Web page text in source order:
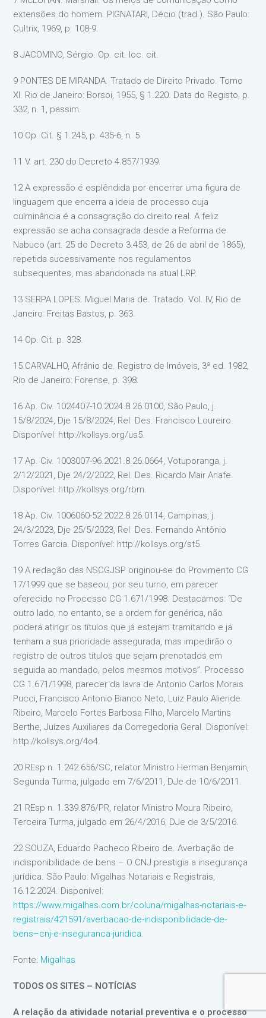
extensões do homem. PIGNATARI, Décio (trad.). São Paulo:
Cultrix, 1969, p. 108-9.
8 JACOMINO, Sérgio. Op. cit. loc. cit.
9 PONTES DE MIRANDA. Tratado de Direito Privado. Tomo
XI. Rio de Janeiro: Borsoi, 1955, § 1.220. Data do Registo, p.
332, n. 1, passim.
10 Op. Cit. § 1.245, p. 435-6, n. 5
11 V. art. 230 do Decreto 4.857/1939.
12 A expressão é esplêndida por encerrar uma figura de
linguagem que encerra a ideia de processo cuja
culminância é a consagração do direito real. A feliz
expressão se acha consagrada desde a Reforma de
Nabuco (art. 25 do Decreto 3.453, de 26 de abril de 1865),
repetida sucessivamente nos regulamentos
subsequentes, mas abandonada na atual LRP.
13 SERPA LOPES. Miguel Maria de. Tratado. Vol. IV, Rio de
Janeiro: Freitas Bastos, p. 363.
14 Op. Cit. p. 328.
15 CARVALHO, Afrânio de. Registro de Imóveis, 3ª ed. 1982,
Rio de Janeiro: Forense, p. 398.
16 Ap. Civ. 1024407-10.2024.8.26.0100, São Paulo, j.
15/8/2024, Dje 15/8/2024, Rel. Des. Francisco Loureiro.
Disponível: http://kollsys.org/us5.
17 Ap. Civ. 1003007-96.2021.8.26.0664, Votuporanga, j.
2/12/2021, Dje 24/2/2022, Rel. Des. Ricardo Mair Anafe.
Disponível: http://kollsys.org/rbm.
18 Ap. Civ. 1006060-52.2022.8.26.0114, Campinas, j.
24/3/2023, Dje 25/5/2023, Rel. Des. Fernando Antônio
Torres Garcia. Disponível: http://kollsys.org/st5.
19 A redação das NSCGJSP originou-se do Provimento CG
17/1999 que se baseou, por seu turno, em parecer
oferecido no Processo CG 1.671/1998. Destacamos: “De
outro lado, no entanto, se a ordem for genérica, não
poderá atingir os títulos que já estejam tramitando e já
tenham a sua prioridade assegurada, mas impedirão o
registro de outros títulos que sejam prenotados em
seguida ao mandado, pelos mesmos motivos”. Processo
CG 1.671/1998, parecer da lavra de Antonio Carlos Morais
Pucci, Francisco Antonio Bianco Neto, Luiz Paulo Aliende
Ribeiro, Marcelo Fortes Barbosa Filho, Marcelo Martins
Berthe, Juízes Auxiliares da Corregedoria Geral. Disponível:
http://kollsys.org/4o4.
20 REsp n. 1.242.656/SC, relator Ministro Herman Benjamin,
Segunda Turma, julgado em 7/6/2011, DJe de 10/6/2011.
21 REsp n. 1.339.876/PR, relator Ministro Moura Ribeiro,
Terceira Turma, julgado em 26/4/2016, DJe de 3/5/2016.
22 SOUZA, Eduardo Pacheco Ribeiro de. Averbação de
indisponibilidade de bens – O CNJ prestigia a insegurança
jurídica. São Paulo: Migalhas Notariais e Registrais,
16.12.2024. Disponível:
https://www.migalhas.com.br/coluna/migalhas-notariais-e-
registrais/421591/averbacao-de-indisponibilidade-de-
bens–cnj-e-inseguranca-juridica.
Fonte: Migalhas
TODOS OS SITES – NOTÍCIAS
A relação da atividade notarial preventiva e o processo